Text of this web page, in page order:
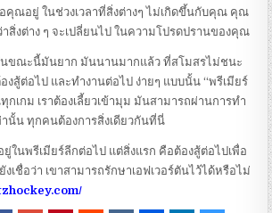
อคุณอยู่ ในช่วงเวลาที่สิ่งต่างๆ ไม่เกิดขึ้นกับคุณ คุณ
สิ่งต่าง ๆ จะเปลี่ยนไป ในความโปรดปรานของคุณ
นขณะนี้มันยาก มันนานมากแล้ว ที่สโมสรไม่ชนะ
องสู้ต่อไป และทํางานต่อไป ง่ายๆ แบบนั้น “พรีเมียร์
เกม เราต้องเลี้ยวเข้ามุม มันสามารถผ่านการทํา
นั้น ทุกคนต้องการสิ่งเดียวกันที่นี่
ยู่ในพรีเมียร์ลีกต่อไป แต่สิ่งแรก คือต้องสู้ต่อไปเพื่อ
งเชื่อว่า เขาสามารถรักษาเอฟเวอร์ตันไว้ได้หรือไม่